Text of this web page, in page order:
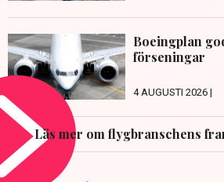
Boeingplan
förseningar
4 AUGUSTI 2026 |
Läs mer om flygbranschens